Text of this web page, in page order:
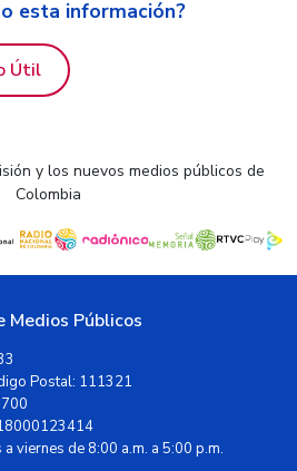
esta información?
Útil
y los nuevos medios públicos de
Colombia
Medios Públicos
Postal: 111321
a viernes de 8:00 a.m. a 5:00 p.m.